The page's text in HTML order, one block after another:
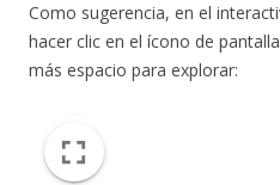
Como sugerencia, en el
hacer clic en el ícono de
más espacio para explorar: